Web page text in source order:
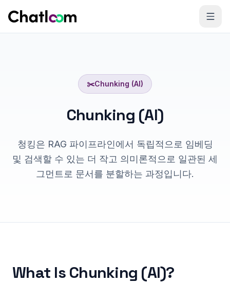
✂️Chunking (AI)
Chunking (AI)
청킹은 RAG 파이프라인에서 독립적으로 임베딩
및 검색할 수 있는 더 작고 의미론적으로 일관된 세
그먼트로 문서를 분할하는 과정입니다.
What Is Chunking (AI)?